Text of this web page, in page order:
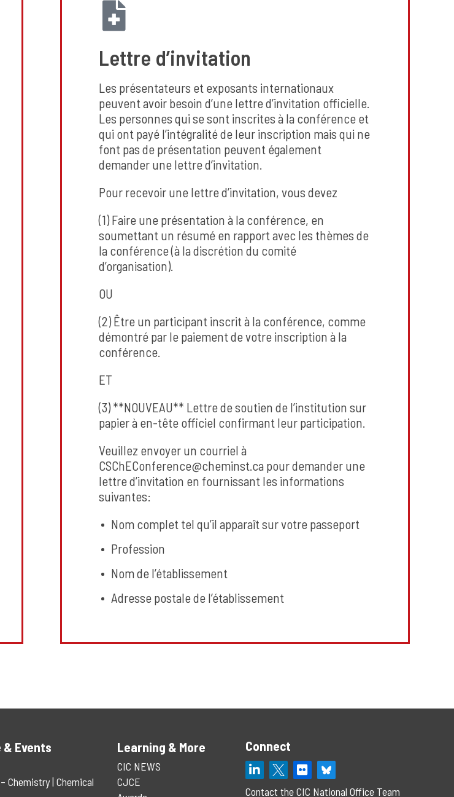
Lettre d’invitation
Les présentateurs et exposants internationaux
peuvent avoir besoin d’une lettre d’invitation officielle.
Les personnes qui se sont inscrites à la conférence et
qui ont payé l’intégralité de leur inscription mais qui ne
font pas de présentation peuvent également
demander une lettre d’invitation.
Pour recevoir une lettre d’invitation, vous devez
(1) Faire une présentation à la conférence, en
soumettant un résumé en rapport avec les thèmes de
la conférence (à la discrétion du comité
d’organisation).
OU
(2) Être un participant inscrit à la conférence, comme
démontré par le paiement de votre inscription à la
conférence.
ET
(3) **NOUVEAU** Lettre de soutien de l’institution sur
papier à en-tête officiel confirmant leur participation.
Veuillez envoyer un courriel à
CSChEConference@cheminst.ca pour demander une
lettre d’invitation en fournissant les informations
suivantes:
Nom complet tel qu’il apparaît sur votre passeport
Profession
Nom de l’établissement
Adresse postale de l’établissement
Events
Chemistry | Chemical
Learning & More
CIC NEWS
CJCE
Connect
Contact the CIC National Office Team